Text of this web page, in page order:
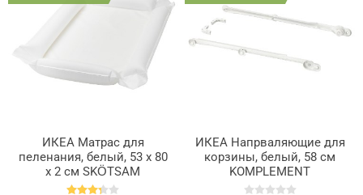
ИКЕА Матрас для
пеленания, белый, 53 x 80
x 2 см SKÖTSAM
СКЁТСАМ, 502.517.98
ИКЕА Напрваляющие для
корзины, белый, 58 см
KOMPLEMENT
КОМПЛИМЕНТ, 302.632.45